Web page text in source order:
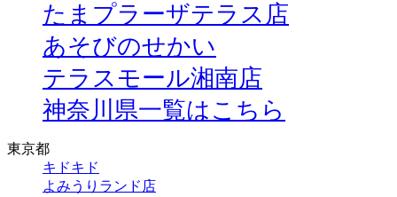
たまプラーザテラス店
あそびのせかい
テラスモール湘南店
神奈川県一覧はこちら
東京都
キドキド
よみうりランド店